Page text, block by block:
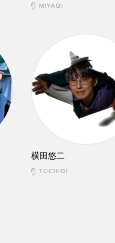
MIYAGI
横田悠二
TOCHIGI